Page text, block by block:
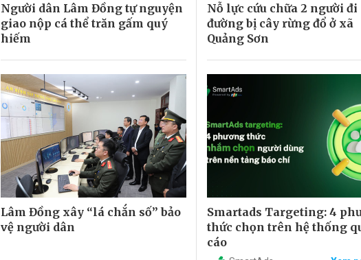
Người dân Lâm Đồng tự nguyện
giao nộp cá thể trăn gấm quý
hiếm
Nỗ lực cứu chữa 2 người đi
đường bị cây rừng đổ ở xã
Quảng Sơn
Lâm Đồng xây “lá chắn số” bảo
vệ người dân
Smartads Targeting: 4
thức chọn trên hệ thống
cáo